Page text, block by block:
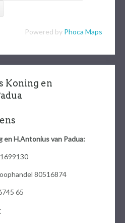
Powered by Phoca Maps
Koning en
en H.Antonius van Padua:
80516874
65